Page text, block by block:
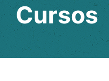
Cursos